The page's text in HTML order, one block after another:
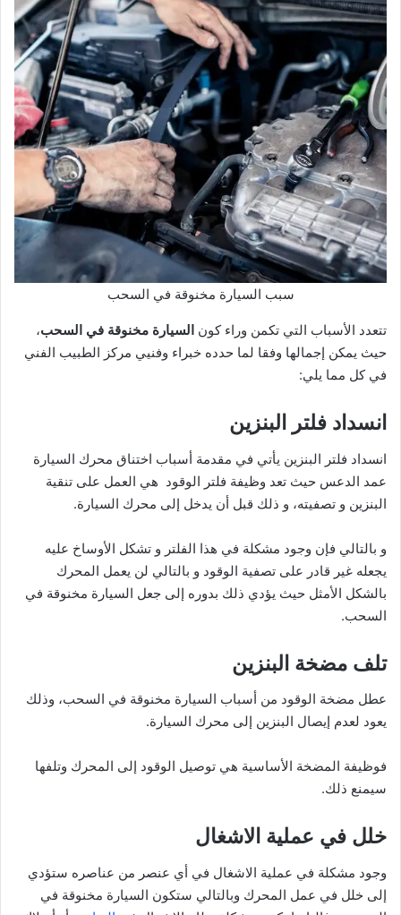
سبب السيارة مخنوقة في السحب
تتعدد الأسباب التي تكمن وراء كون السيارة مخنوقة في السحب،
حيث يمكن إجمالها وفقا لما حدده خبراء وفنيي مركز الطبيب الفني
في كل مما يلي:
انسداد فلتر البنزين
انسداد فلتر البنزين يأتي في مقدمة أسباب اختناق محرك السيارة
عمد الدعس حيث تعد وظيفة فلتر الوقود هي العمل على تنقية
البنزين و تصفيته، و ذلك قبل أن يدخل إلى محرك السيارة.
و بالتالي فإن وجود مشكلة في هذا الفلتر و تشكل الأوساخ عليه
يجعله غير قادر على تصفية الوقود و بالتالي لن يعمل المحرك
بالشكل الأمثل حيث يؤدي ذلك بدوره إلى جعل السيارة مخنوقة في
السحب.
تلف مضخة البنزين
عطل مضخة الوقود من أسباب السيارة مخنوقة في السحب، وذلك
يعود لعدم إيصال البنزين إلى محرك السيارة.
فوظيفة المضخة الأساسية هي توصيل الوقود إلى المحرك وتلفها
سيمنع ذلك.
خلل في عملية الاشغال
وجود مشكلة في عملية الاشغال في أي عنصر من عناصره ستؤدي
إلى خلل في عمل المحرك وبالتالي ستكون السيارة مخنوقة في